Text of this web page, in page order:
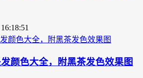
颜色大全，附黑茶发色效果图